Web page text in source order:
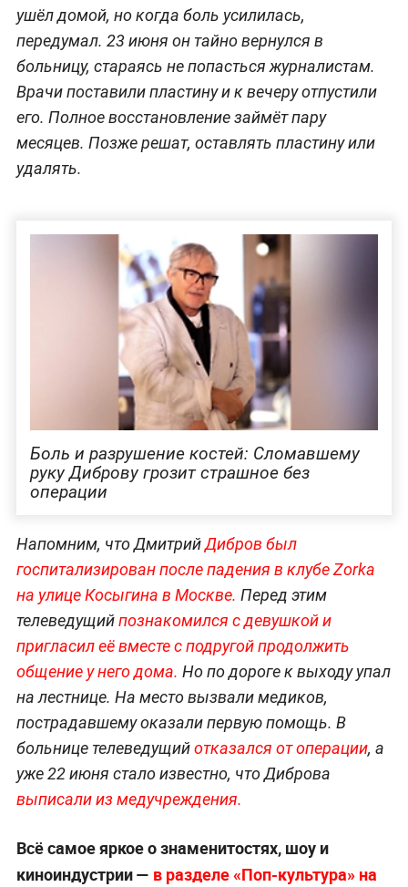
ушёл домой, но когда боль усилилась,
передумал. 23 июня он тайно вернулся в
больницу, стараясь не попасться журналистам.
Врачи поставили пластину и к вечеру отпустили
его. Полное восстановление займёт пару
месяцев. Позже решат, оставлять пластину или
удалять.
Боль и разрушение костей: Сломавшему
руку Диброву грозит страшное без
операции
Напомним, что ДмитрийДибров был
госпитализирован после падения в клубе Zorka
на улице Косыгина в Москве. Перед этим
телеведущийпознакомился с девушкой и
пригласил её вместе с подругой продолжить
общение у него дома. Но по дороге к выходу упал
на лестнице. На место вызвали медиков,
пострадавшему оказали первую помощь. В
больнице телеведущийотказался от операции, а
уже 22 июня стало известно, что Диброва
выписали из медучреждения.
Всё самое яркое о знаменитостях, шоу и
киноиндустрии — в разделе «Поп-культура» на